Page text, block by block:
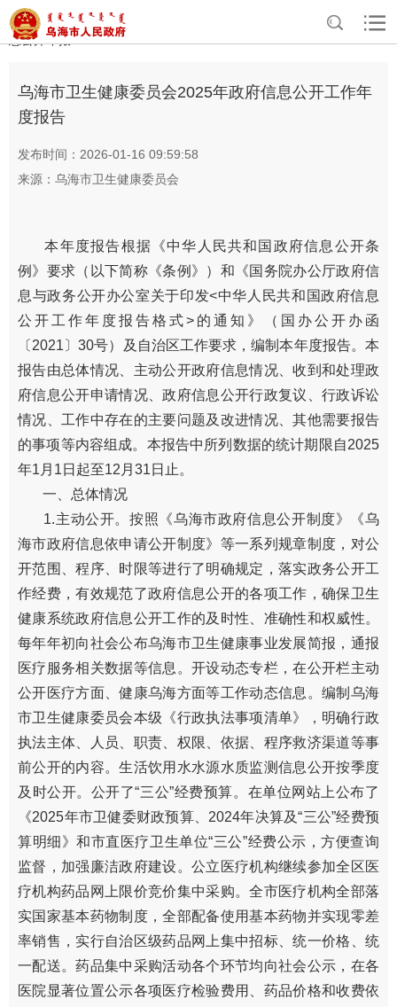
首页>政务公开 > 政府信息公开
部门政府信
息公开年报
乌海市卫生健康委员会2025年政府信息公开工作年
度报告
发布时间：2026-01-16 09:59:58
来源：乌海市卫生健康委员会
本年度报告根据《中华人民共和国政府信息公开条
例》要求（以下简称《条例》）和《国务院办公厅政府信
息与政务公开办公室关于印发<中华人民共和国政府信息
公开工作年度报告格式>的通知》（国办公开办函
〔2021〕30号）及自治区工作要求，编制本年度报告。本
报告由总体情况、主动公开政府信息情况、收到和处理政
府信息公开申请情况、政府信息公开行政复议、行政诉讼
情况、工作中存在的主要问题及改进情况、其他需要报告
的事项等内容组成。本报告中所列数据的统计期限自2025
年1月1日起至12月31日止。
一、总体情况
1.主动公开。按照《乌海市政府信息公开制度》《乌
海市政府信息依申请公开制度》等一系列规章制度，对公
开范围、程序、时限等进行了明确规定，落实政务公开工
作经费，有效规范了政府信息公开的各项工作，确保卫生
健康系统政府信息公开工作的及时性、准确性和权威性。
每年年初向社会公布乌海市卫生健康事业发展简报，通报
医疗服务相关数据等信息。开设动态专栏，在公开栏主动
公开医疗方面、健康乌海方面等工作动态信息。编制乌海
市卫生健康委员会本级《行政执法事项清单》，明确行政
执法主体、人员、职责、权限、依据、程序救济渠道等事
前公开的内容。生活饮用水水源水质监测信息公开按季度
及时公开。公开了“三公”经费预算。在单位网站上公布了
《2025年市卫健委财政预算、2024年决算及“三公”经费预
算明细》和市直医疗卫生单位“三公”经费公示，方便查询
监督，加强廉洁政府建设。公立医疗机构继续参加全区医
疗机构药品网上限价竞价集中采购。全市医疗机构全部落
实国家基本药物制度，全部配备使用基本药物并实现零差
率销售，实行自治区级药品网上集中招标、统一价格、统
一配送。药品集中采购活动各个环节均向社会公示，在各
医院显著位置公示各项医疗检验费用、药品价格和收费依